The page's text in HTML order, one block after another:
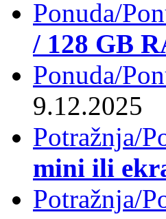
Ponuda/
/ 128 GB
Ponuda/
9.12.2025
Potražnja/
mini ili
Potražnja/